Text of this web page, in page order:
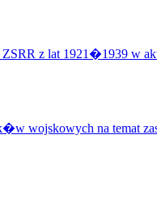
z lat 1921�1939 w
wojskowych na temat